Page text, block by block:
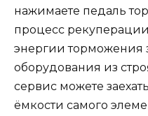
нажимаете педаль
процесс
энергии торможения
оборудования из
сервис можете
ёмкости самого